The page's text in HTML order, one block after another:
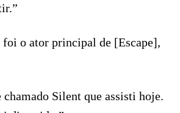
o ator principal de [Escape],
Silent que assisti hoje.